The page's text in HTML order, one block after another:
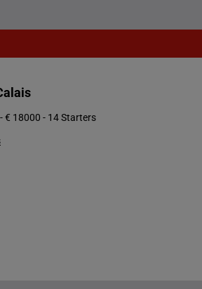
€ 18000 - 14 Starters